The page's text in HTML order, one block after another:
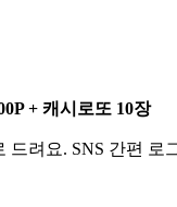
+ 캐시로또 10장
드려요. SNS 간편 로